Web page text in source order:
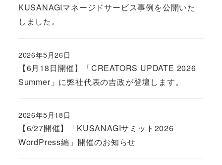
KUSANAGIマネージドサービス事例を公開いた
しました。
【6月18日開催】「CREATORS UPDATE 2026
Summer」に弊社代表の吉政が登壇します。
Published
2026年5月26日
【6/27開催】「KUSANAGIサミット2026
WordPress編」開催のお知らせ
Published
2026年5月18日